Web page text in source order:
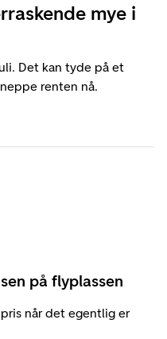
mye i
Det kan tyde på et
renten nå.
på flyplassen
når det egentlig er